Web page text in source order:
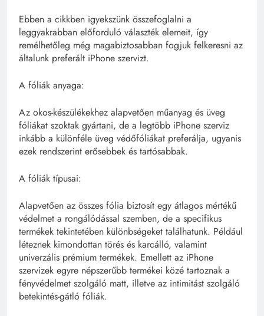
Ebben a cikkben igyekszünk összefoglalni a
leggyakrabban előforduló választék elemeit, így
remélhetőleg még magabiztosabban fogjuk felkeresni az
általunk preferált iPhone szervizt.
A fóliák anyaga:
Az okos-készülékekhez alapvetően műanyag és üveg
fóliákat szoktak gyártani, de a legtöbb iPhone szerviz
inkább a különféle üveg védőfóliákat preferálja, ugyanis
ezek rendszerint erősebbek és tartósabbak.
A fóliák típusai:
Alapvetően az összes fólia biztosít egy átlagos mértékű
védelmet a rongálódással szemben, de a specifikus
termékek tekintetében különbségeket találhatunk. Például
léteznek kimondottan törés és karcálló, valamint
univerzális prémium termékek. Emellett az iPhone
szervizek egyre népszerűbb termékei közé tartoznak a
fényvédelmet szolgáló matt, illetve az intimitást szolgáló
betekintés-gátló fóliák.